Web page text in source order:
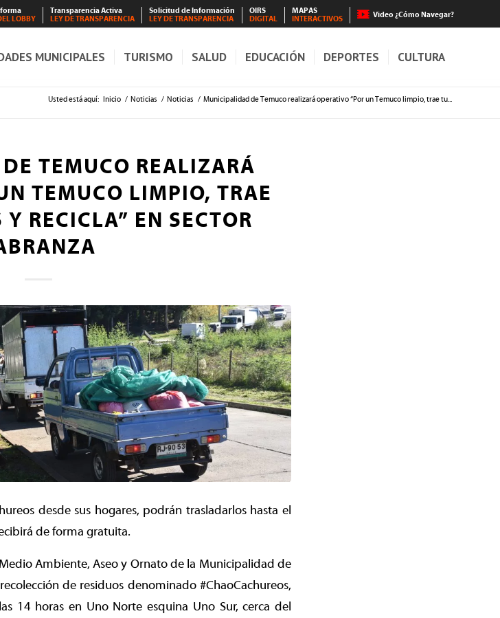
LOBBY
Transparencia Activa
LEY DE TRANSPARENCIA
Solicitud de Información
LEY DE TRANSPARENCIA
OIRS
DIGITAL
MAPAS
INTERACTIVOS
Video ¿Cómo Navegar?
MUNICIPALES TURISMO SALUD EDUCACIÓN DEPORTES CULTURA
Usted está aquí: Inicio / Noticias / Noticias / Municipalidad de Temuco realizará operativo “Por un Temuco limpio, trae tu...
TEMUCO REALIZARÁ
TEMUCO LIMPIO, TRAE
RECICLA” EN SECTOR
desde sus hogares, podrán trasladarlos hasta el
de forma gratuita.
Ambiente, Aseo y Ornato de la Municipalidad de
de residuos denominado #ChaoCachureos,
14 horas en Uno Norte esquina Uno Sur, cerca del